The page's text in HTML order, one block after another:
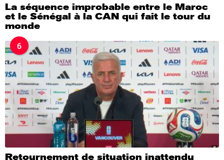
La séquence improbable entre le Maroc
et le Sénégal à la CAN qui fait le tour du
monde
6
Retournement de situation inattendu